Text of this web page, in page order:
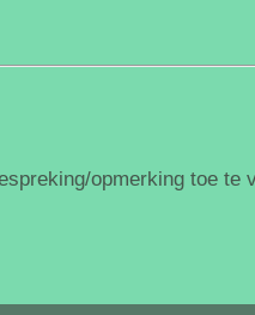
opmerking toe te